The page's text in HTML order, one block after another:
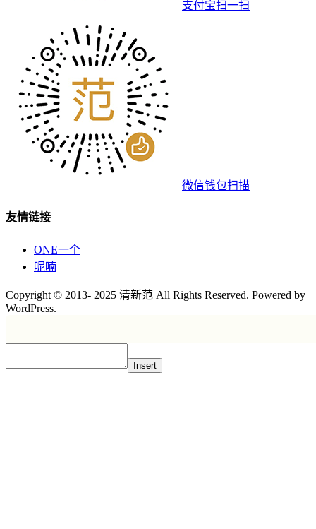
支付宝扫一扫
微信钱包扫描
友情链接
ONE一个
呢喃
Copyright © 2013- 2025 清新范 All Rights Reserved. Powered by
WordPress.
Insert